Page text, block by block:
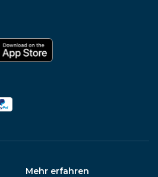
Mehr erfahren